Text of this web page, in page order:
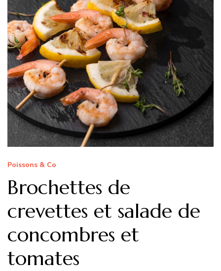
Poissons & Co
Brochettes de
crevettes et salade de
concombres et
tomates